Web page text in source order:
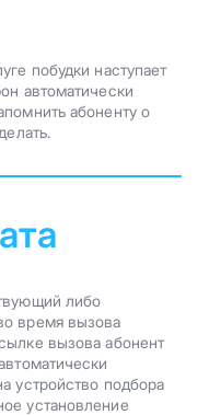
побудки наступает
автоматически
абоненту о
либо
время вызова
вызова абонент
устройство подбора
установление